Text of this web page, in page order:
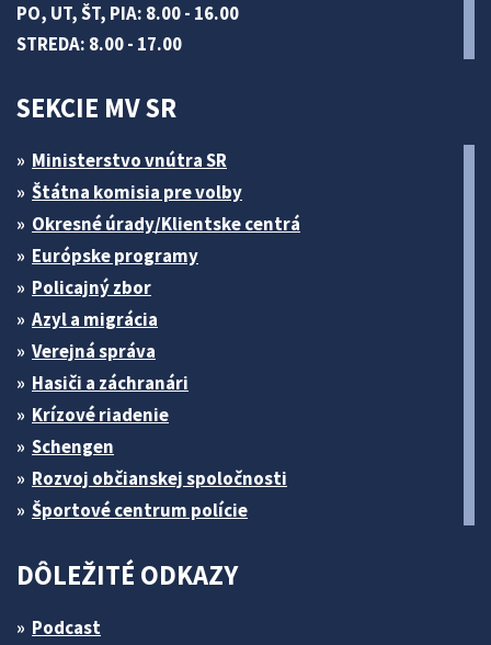
PO, UT, ŠT, PIA: 8.00 - 16.00
STREDA: 8.00 - 17.00
SEKCIE MV SR
Ministerstvo vnútra SR
Štátna komisia pre volby
Okresné úrady/Klientske centrá
Európske programy
Policajný zbor
Azyl a migrácia
Verejná správa
Hasiči a záchranári
Krízové riadenie
Schengen
Rozvoj občianskej spoločnosti
Športové centrum polície
DÔLEŽITÉ ODKAZY
Podcast